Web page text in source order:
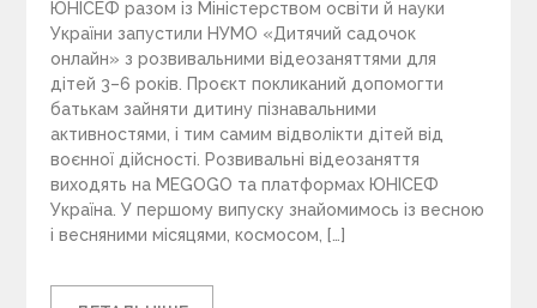
ЮНІСЕФ разом із Міністерством освіти й науки
України запустили НУМО «Дитячий садочок
онлайн» з розвивальними відеозаняттями для
дітей 3–6 років. Проєкт покликаний допомогти
батькам зайняти дитину пізнавальними
активностями, і тим самим відволікти дітей від
воєнної дійсності. Розвивальні відеозаняття
виходять на MEGOGO та платформах ЮНІСЕФ
Україна. У першому випуску знайомимось із весною
і весняними місяцями, космосом, […]